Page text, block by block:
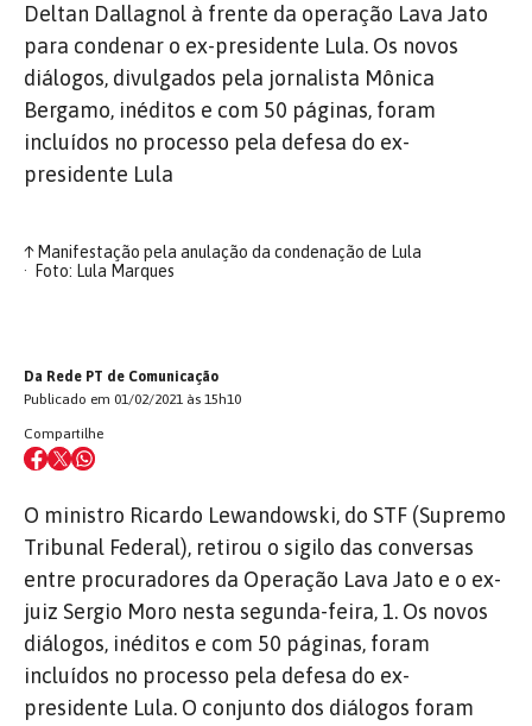
Deltan Dallagnol à frente da operação Lava Jato
para condenar o ex-presidente Lula. Os novos
diálogos, divulgados pela jornalista Mônica
Bergamo, inéditos e com 50 páginas, foram
incluídos no processo pela defesa do ex-
presidente Lula
↑Manifestação pela anulação da condenação de Lula
Foto: Lula Marques
Da Rede PT de Comunicação
Publicado em 01/02/2021 às 15h10
Compartilhe
O ministro Ricardo Lewandowski, do STF (Supremo
Tribunal Federal), retirou o sigilo das conversas
entre procuradores da Operação Lava Jato e o ex-
juiz Sergio Moro nesta segunda-feira, 1. Os novos
diálogos, inéditos e com 50 páginas, foram
incluídos no processo pela defesa do ex-
presidente Lula. O conjunto dos diálogos foram